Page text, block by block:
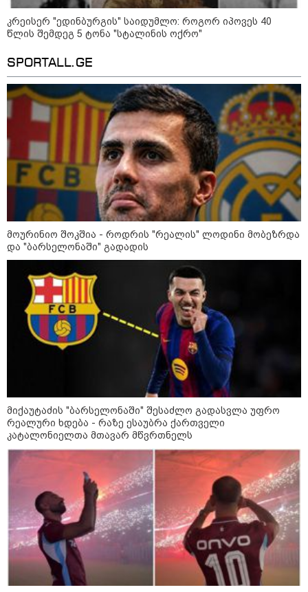
დადგომამდე
ხელში აღმოჩნდება: ვინ
გამდიდრდება?
როგორ ჩავიცვათ 40 წლის
შემდეგ: მილიონერების
სტილისტის 8 ოქროს წესი და
აუცილებელი სამოსი
09:52 / 07-08-2026
"რაკეტები ჩვენც გვჭირდება" - დონალდ
ტრამპი უკრაინისთვის Patriot-ის
რაკეტების გაგზავნაზე
კრეისერ "ედინბურგის" საიდუმლო: როგორ იპოვეს 40
წლის შემდეგ 5 ტონა "სტალინის ოქრო"
SPORTALL.GE
მოურინიო შოკშია - როდრის "რეალის" ლოდინი მობეზრდა
და "ბარსელონაში" გადადის
მიქაუტაძის "ბარსელონაში" შესაძლო გადასვლა უფრო
რეალური ხდება - რაზე ესაუბრა ქართველი
კატალონიელთა მთავარ მწვრთნელს